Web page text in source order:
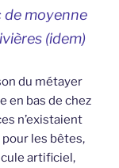
de moyenne
(idem)
du métayer
en bas de chez
n’existaient
les bêtes,
artificiel,